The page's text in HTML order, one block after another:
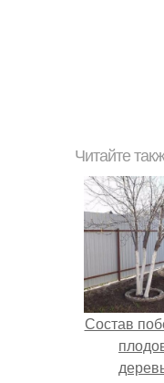
Читайте
Состав